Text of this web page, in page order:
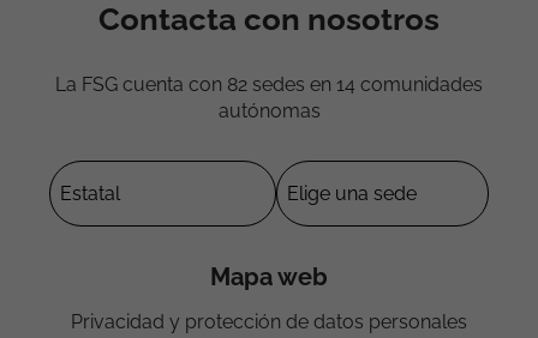
Contacta con nosotros
La FSG cuenta con 82 sedes en 14 comunidades
autónomas
Mapa web
Privacidad y protección de datos personales